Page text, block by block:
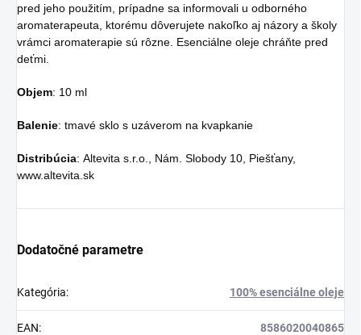
pred jeho použitím, prípadne sa informovali u odborného
aromaterapeuta, ktorému dôverujete nakoľko aj názory a školy
vrámci aromaterapie sú rôzne. Esenciálne oleje chráňte pred
deťmi.
Objem: 10 ml
Balenie: tmavé sklo s uzáverom na kvapkanie
Distribúcia: Altevita s.r.o., Nám. Slobody 10, Piešťany,
www.altevita.sk
Dodatočné parametre
Kategória: 100% esenciálne oleje
EAN: 8586020040865